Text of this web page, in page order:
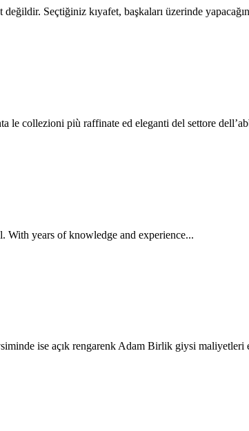
Seçtiğiniz kıyafet, başkaları üzerinde
le collezioni più raffinate ed eleganti del settore
With years of knowledge and experience...
ise açık rengarenk Adam Birlik giysi maliyetleri